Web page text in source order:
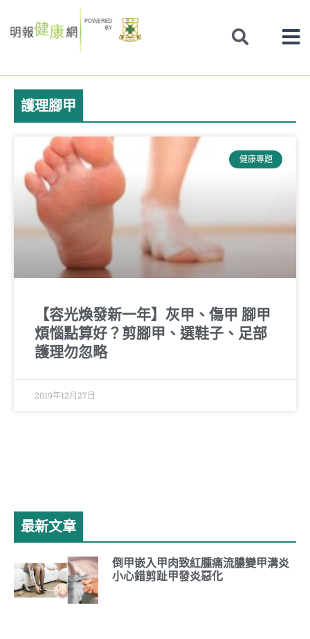
to
護理腳甲
健康專題
【容光煥發新一年】灰甲、傷甲 腳甲
煩惱點算好？剪腳甲、選鞋子、足部
護理勿忽略
2019年12月27日
最新文章
倒甲嵌入甲肉致紅腫痛流膿變甲溝炎
小心錯剪趾甲發炎惡化